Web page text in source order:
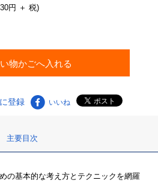
円 ＋ 税)
登録 いいね
主要目次
の基本的な考え方とテクニックを網羅